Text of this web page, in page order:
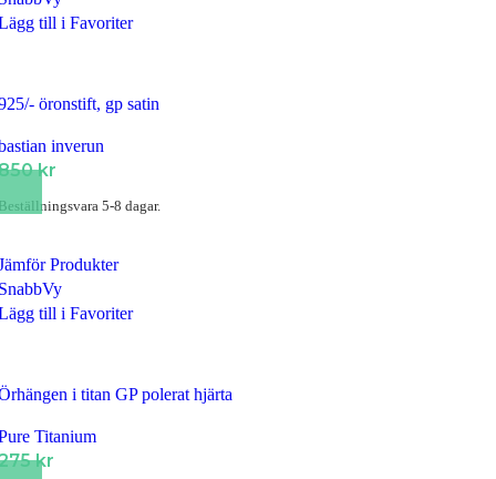
till i Favoriter
öronstift, gp satin
inverun
kr
5-8 dagar.
Produkter
till i Favoriter
i titan GP polerat hjärta
Titanium
kr